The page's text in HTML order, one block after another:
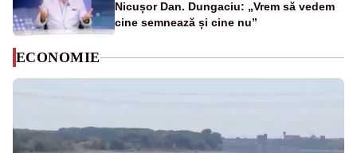
Nicușor Dan. Dungaciu: „Vrem să vedem
cine semnează și cine nu”
ECONOMIE